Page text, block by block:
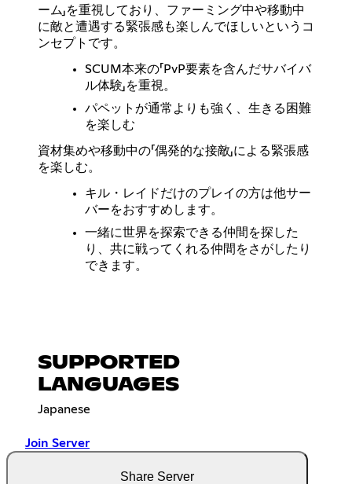
ーム」を重視しており、ファーミング中や移動中
に敵と遭遇する緊張感も楽しんでほしいというコ
ンセプトです。
SCUM本来の「PvP要素を含んだサバイバ
ル体験」を重視。
パペットが通常よりも強く、生きる困難
を楽しむ
資材集めや移動中の「偶発的な接敵」による緊張感
を楽しむ。
キル・レイドだけのプレイの方は他サー
バーをおすすめします。
一緒に世界を探索できる仲間を探した
り、共に戦ってくれる仲間をさがしたり
できます。
SUPPORTED
LANGUAGES
Japanese
Join Server
Share Server